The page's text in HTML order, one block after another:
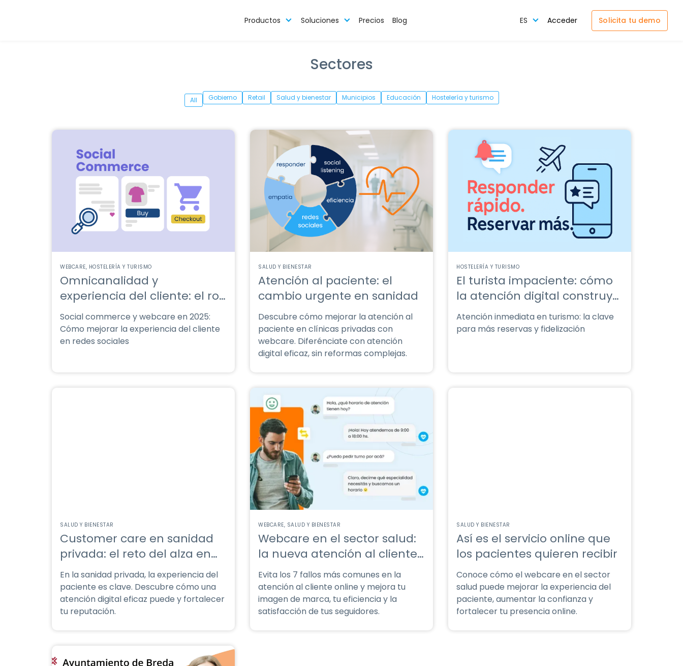
Productos Soluciones Precios Blog ES Acceder Solicita tu demo
Sectores
All Gobierno Retail Salud y bienestar Municipios Educación Hostelería y turismo
WEBCARE HOSTELERÍA Y TURISMO
Omnicanalidad y
experiencia del cliente: el rol
del social commerce en 2025
Social commerce y webcare en 2025:
Cómo mejorar la experiencia del cliente
en redes sociales
SALUD Y BIENESTAR
Atención al paciente: el
cambio urgente en sanidad
Descubre cómo mejorar la atención al
paciente en clínicas privadas con
webcare. Diferénciate con atención
digital eficaz, sin reformas complejas.
HOSTELERÍA Y TURISMO
El turista impaciente: cómo
la atención digital construye
lealtad
Atención inmediata en turismo: la clave
para más reservas y fidelización
SALUD Y BIENESTAR
Customer care en sanidad
privada: el reto del alza en
costes médicos.
En la sanidad privada, la experiencia del
paciente es clave. Descubre cómo una
atención digital eficaz puede y fortalecer
tu reputación.
WEBCARE SALUD Y BIENESTAR
Webcare en el sector salud:
la nueva atención al cliente
digital
Evita los 7 fallos más comunes en la
atención al cliente online y mejora tu
imagen de marca, tu eficiencia y la
satisfacción de tus seguidores.
SALUD Y BIENESTAR
Así es el servicio online que
los pacientes quieren recibir
Conoce cómo el webcare en el sector
salud puede mejorar la experiencia del
paciente, aumentar la confianza y
fortalecer tu presencia online.